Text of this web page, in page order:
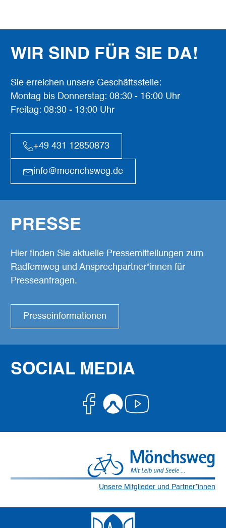
WIR SIND FÜR SIE DA!
Sie erreichen unsere Geschäftsstelle:
Montag bis Donnerstag: 08:30 - 16:00 Uhr
Freitag: 08:30 - 13:00 Uhr
+49 431 12850873
info@moenchsweg.de
PRESSE
Hier finden Sie aktuelle Pressemitteilungen zum
Radfernweg und Ansprechpartner*innen für
Presseanfragen.
Presseinformationen
SOCIAL MEDIA
Facebook
Komoot
Youtube
Unsere Mitglieder und Partner*innen